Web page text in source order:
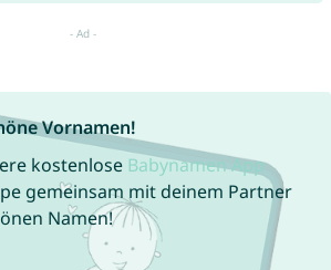
Vornamen!
kostenlose Babynamen App
gemeinsam mit deinem Partner
Namen!